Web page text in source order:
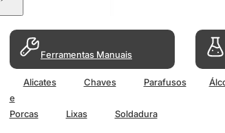
Ferramentas Manuais
Alicates Chaves
Parafusos
e
Porcas
Lixas Soldadura